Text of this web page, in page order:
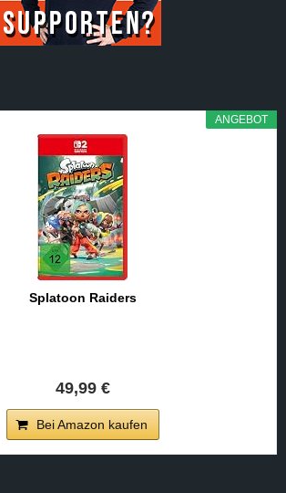
ANGEBOT
Splatoon Raiders
49,99 €
Bei Amazon kaufen